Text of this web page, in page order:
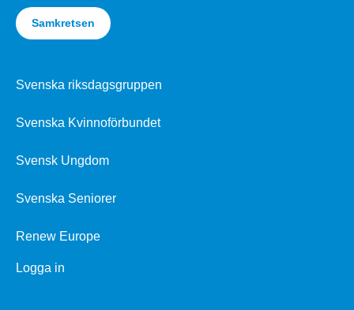
Samkretsen
Svenska riksdagsgruppen
Svenska Kvinnoförbundet
Svensk Ungdom
Svenska Seniorer
Renew Europe
Logga in